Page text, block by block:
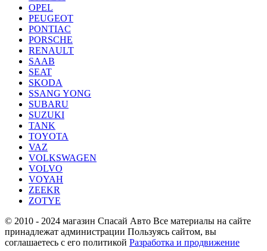
OPEL
PEUGEOT
PONTIAC
PORSCHE
RENAULT
SAAB
SEAT
SKODA
SSANG YONG
SUBARU
SUZUKI
TANK
TOYOTA
VAZ
VOLKSWAGEN
VOLVO
VOYAH
ZEEKR
ZOTYE
© 2010 - 2024 магазин Спасай Авто Все материалы на сайте
принадлежат администрации Пользуясь сайтом, вы
соглашаетесь с его политикой Разработка и продвижение